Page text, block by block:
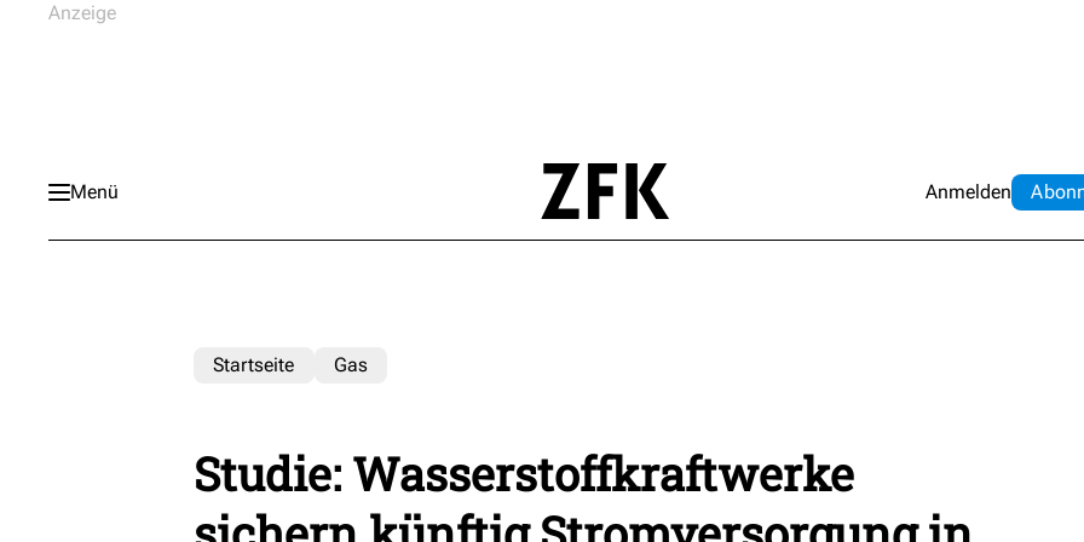
Menü Anmelden Abo
Startseite Gas
Studie: Wasserstoffkraftwerke